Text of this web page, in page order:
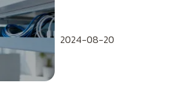
2024-08-20